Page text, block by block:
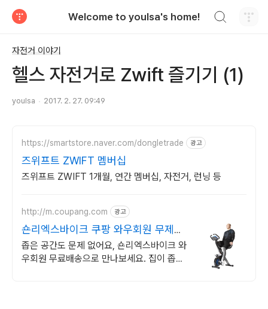
Welcome to youlsa's home!
자전거 이야기
헬스 자전거로 Zwift 즐기기 (1)
youlsa 2017. 2. 27. 09:49
https://smartstore.naver.com/dongletrade 광고
즈위프트 ZWIFT 멤버십
즈위프트 ZWIFT 1개월, 연간 멤버십, 자전거, 런닝 등
http://m.coupang.com 광고
숀리엑스바이크 쿠팡 와우회원 무제한
무료배송
좁은 공간도 문제 없어요, 숀리엑스바이크 와
우회원 무료배송으로 만나보세요. 집이 좁아